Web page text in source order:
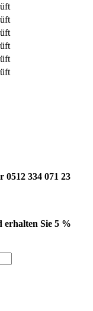
0512 334 071 23
erhalten Sie 5 %